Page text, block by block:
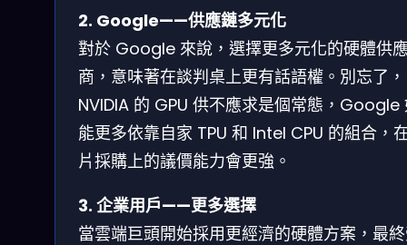
2. Google——供應鏈多元化
對於 Google 來說，選擇更多元化的硬體供
商，意味著在談判桌上更有話語權。別忘了，
NVIDIA 的 GPU 供不應求是個常態，Google
能更多依靠自家 TPU 和 Intel CPU 的組合，
片採購上的議價能力會更強。
3. 企業用戶——更多選擇
當雲端巨頭開始採用更經濟的硬體方案，最